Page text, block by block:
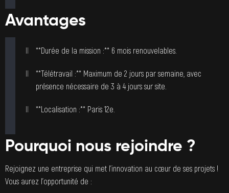
Avantages
**Durée de la mission :** 6 mois renouvelables.
**Télétravail :** Maximum de 2 jours par semaine, avec
présence nécessaire de 3 à 4 jours sur site.
**Localisation :** Paris 12e.
Pourquoi nous rejoindre ?
Rejoignez une entreprise qui met l’innovation au cœur de ses projets !
Vous aurez l’opportunité de :